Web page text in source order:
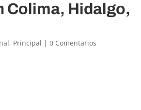
Colima, Hidalgo,
, Principal |0 Comentarios